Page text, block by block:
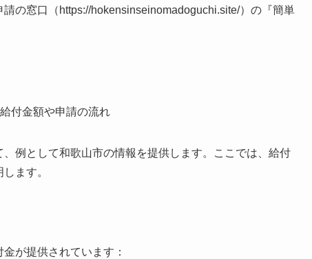
の窓口（https://hokensinseinomadoguchi.site/）の『簡単
付金額や申請の流れ
例として和歌山市の情報を提供します。ここでは、給付
ます。
が提供されています：